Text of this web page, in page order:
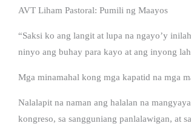
AVT Liham Pastoral: Pumili ng Maayos
“Saksi ko ang langit at lupa na ngayo’y
ninyo ang buhay para kayo at ang inyong
Mga minamahal kong mga kapatid na mga
Nalalapit na naman ang halalan na
kongreso, sa sangguniang panlalawigan, at